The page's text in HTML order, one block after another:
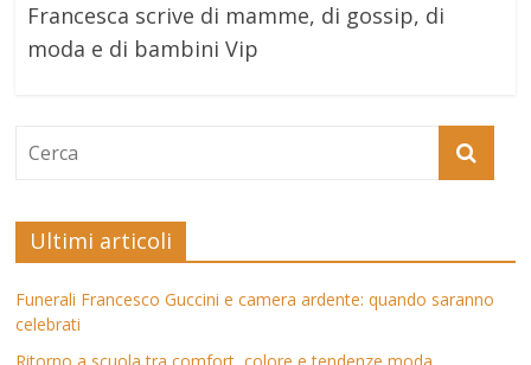
Francesca scrive di mamme, di gossip, di
moda e di bambini Vip
Ultimi articoli
Funerali Francesco Guccini e camera ardente: quando saranno
celebrati